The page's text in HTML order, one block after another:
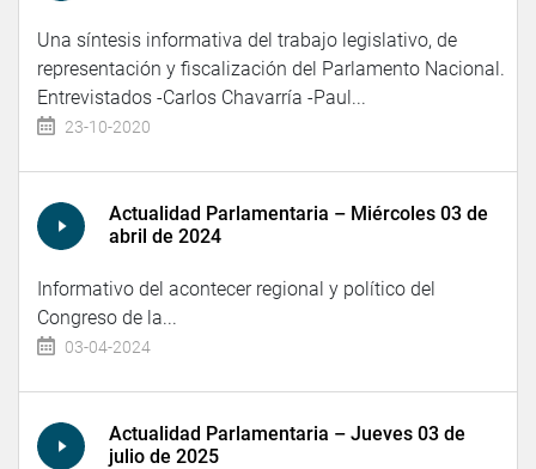
Una síntesis informativa del trabajo legislativo, de
representación y fiscalización del Parlamento Nacional.
Entrevistados -Carlos Chavarría -Paul...
23-10-2020
Actualidad Parlamentaria – Miércoles 03 de
abril de 2024
Informativo del acontecer regional y político del
Congreso de la...
03-04-2024
Actualidad Parlamentaria – Jueves 03 de
julio de 2025